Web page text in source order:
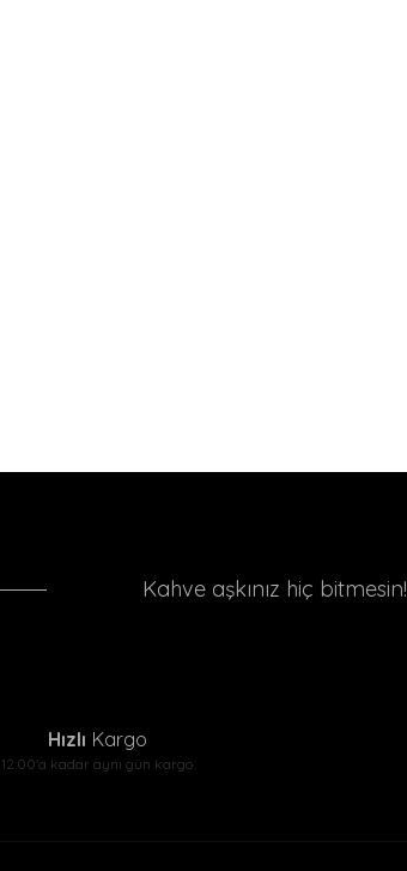
Kahve aşkınız hiç bitmesin!
Hızlı Kargo
12:00'a kadar aynı gün kargo